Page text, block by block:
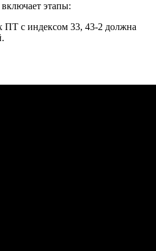
этапы:
ПТ с индексом 33, 43-2 должна